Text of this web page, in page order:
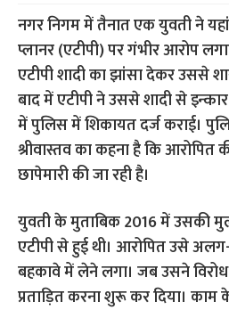
नगर निगम में तैनात एक युवती ने
प्लानर (एटीपी) पर गंभीर आरोप
एटीपी शादी का झांसा देकर उससे
बाद में एटीपी ने उससे शादी से
में पुलिस में शिकायत दर्ज कराई।
श्रीवास्तव का कहना है कि आरोपित
छापेमारी की जा रही है।
युवती के मुताबिक 2016 में उसकी
एटीपी से हुई थी। आरोपित उसे
बहकावे में लेने लगा। जब उसने
प्रताड़ित करना शुरू कर दिया।